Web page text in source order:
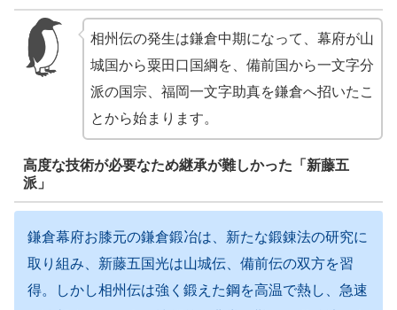
相州伝の発生は鎌倉中期になって、幕府が山
城国から粟田口国綱を、備前国から一文字分
派の国宗、福岡一文字助真を鎌倉へ招いたこ
とから始まります。
高度な技術が必要なため継承が難しかった「新藤五
派」
鎌倉幕府お膝元の鎌倉鍛冶は、新たな鍛錬法の研究に
取り組み、新藤五国光は山城伝、備前伝の双方を習
得。しかし相州伝は強く鍛えた鋼を高温で熱し、急速